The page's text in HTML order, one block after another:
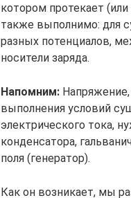
котором протекает
также выполнимо: для
разных потенциалов,
носители заряда.
Напомним:
выполнения условий
электрического тока,
конденсатора,
поля (генератор).
Как он возникает, мы